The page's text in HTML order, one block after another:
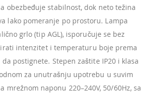
obezbeđuje stabilnost, dok neto težina
lako pomeranje po prostoru. Lampa
grlo (tip AGL), isporučuje se bez
intenzitet i temperaturu boje prema
postignete. Stepen zaštite IP20 i klasa
za unutrašnju upotrebu u suvim
mrežnom naponu 220–240V, 50/60Hz, sa